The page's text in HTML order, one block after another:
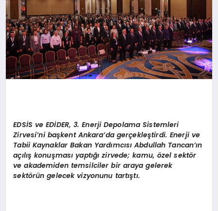
MAGAZIN
KRIPTO PARA
GEZI & SEYAHAT
OYUN
EDSİS veEDİDER, 3. Enerji Depolama Sistemleri
Zirvesi’ni başkent Ankara’da gerçekleştirdi. Enerji ve
Tabii Kaynaklar Bakan Yardımcısı Abdullah Tancan’ın
açılış konuşması yaptığı zirvede; kamu, özel sektör
ve akademiden temsilciler bir araya gelerek
sektörün gelecek vizyonunu tartıştı.